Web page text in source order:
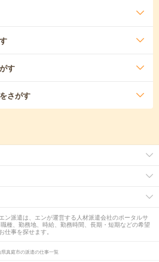
す
さがす
ン派遣は、エンが運営する人材派遣会社のポータルサ
種、勤務地、時給、勤務時間、長期・短期などの希望
事を探せます。
県真庭市の派遣の仕事一覧